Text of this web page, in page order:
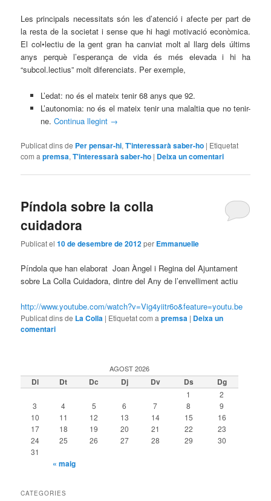
Les principals necessitats són les d’atenció i afecte per part de
la resta de la societat i sense que hi hagi motivació econòmica.
El col•lectiu de la gent gran ha canviat molt al llarg dels últims
anys perquè l’esperança de vida és més elevada i hi ha
“subcol.lectius” molt diferenciats. Per exemple,
L’edat: no és el mateix tenir 68 anys que 92.
L’autonomia: no és el mateix tenir una malaltia que no tenir-
ne. Continua llegint →
Publicat dins de Per pensar-hi,T'interessarà saber-ho | Etiquetat
com a premsa,T'interessarà saber-ho | Deixa un comentari
Píndola sobre la colla
cuidadora
Publicat el10 de desembre de 2012per Emmanuelle
Píndola que han elaborat Joan Àngel i Regina del Ajuntament
sobre La Colla Cuidadora, dintre del Any de l’envelliment actiu
http://www.youtube.com/watch?v=Vig4yiitr6o&feature=youtu.be
Publicat dins de La Colla | Etiquetat com apremsa | Deixa un
comentari
AGOST 2026
Dl Dt Dc Dj Dv Ds Dg
1
2
3
4 5 6 7 8
9
10
11 12 13 14 15
16
17
18 19 20 21 22
23
24
25 26 27 28 29
30
31
« maig
CATEGORIES